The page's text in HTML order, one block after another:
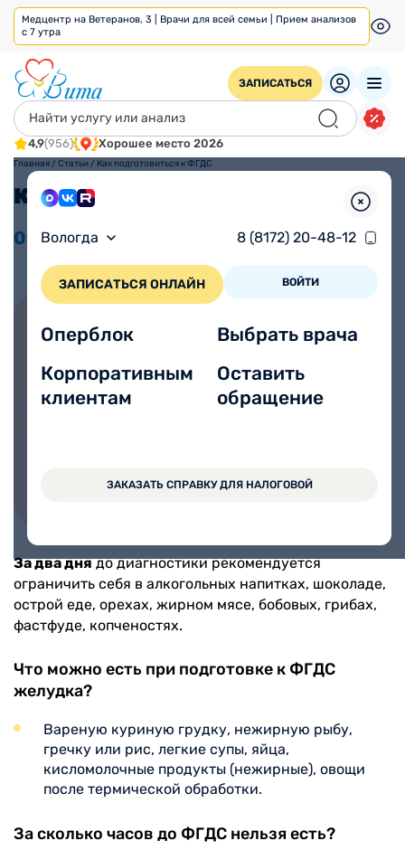
Медцентр на Ветеранов, 3 | Врачи для всей семьи | Прием анализов
с 7 утра
ЗАПИСАТЬСЯ
4,9(956) Хорошее место 2026
Вологда 8 (8172) 20-48-12
ЗАПИСАТЬСЯ ОНЛАЙН ВОЙТИ
Оперблок
Корпоративным
клиентам
Выбрать врача
Оставить
обращение
ЗАКАЗАТЬ СПРАВКУ ДЛЯ НАЛОГОВОЙ
Главная / Статьи / Как подготовиться к ФГДС
Как подготовиться к ФГДС
09.022022 Просмотров 7029
Записаться на прием онлайн
На прием в медицинский центр Вита можно
За два днядо диагностики рекомендуется
ограничить себя в алкогольных напитках, шоколаде,
острой еде, орехах, жирном мясе, бобовых, грибах,
фастфуде, копченостях.
Что можно есть при подготовке к ФГДС
желудка?
Вареную куриную грудку, нежирную рыбу,
гречку или рис, легкие супы, яйца,
кисломолочные продукты (нежирные), овощи
после термической обработки.
За сколько часов до ФГДС нельзя есть?